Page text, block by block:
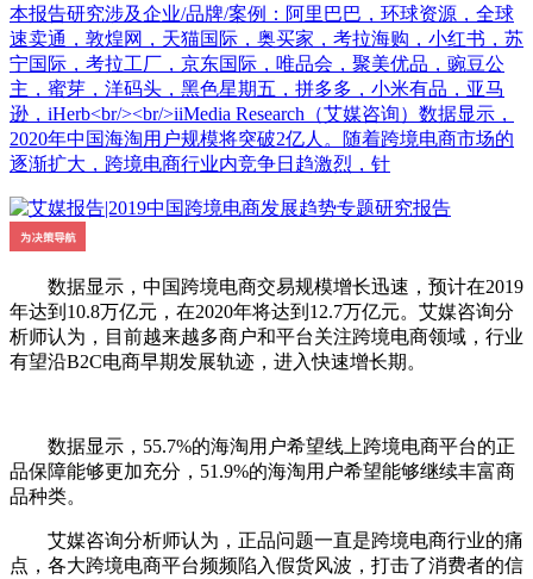
本报告研究涉及企业/品牌/案例：阿里巴巴，环球资源，全球
速卖通，敦煌网，天猫国际，奥买家，考拉海购，小红书，苏
宁国际，考拉工厂，京东国际，唯品会，聚美优品，豌豆公
主，蜜芽，洋码头，黑色星期五，拼多多，小米有品，亚马
逊，iHerb<br/><br/>iiMedia Research（艾媒咨询）数据显示，
2020年中国海淘用户规模将突破2亿人。随着跨境电商市场的
逐渐扩大，跨境电商行业内竞争日趋激烈，针
数据显示，中国跨境电商交易规模增长迅速，预计在2019
年达到10.8万亿元，在2020年将达到12.7万亿元。艾媒咨询分
析师认为，目前越来越多商户和平台关注跨境电商领域，行业
有望沿B2C电商早期发展轨迹，进入快速增长期。
数据显示，55.7%的海淘用户希望线上跨境电商平台的正
品保障能够更加充分，51.9%的海淘用户希望能够继续丰富商
品种类。
艾媒咨询分析师认为，正品问题一直是跨境电商行业的痛
点，各大跨境电商平台频频陷入假货风波，打击了消费者的信